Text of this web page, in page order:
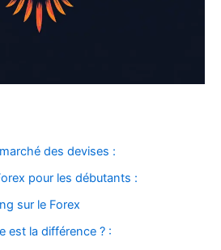
des devises :
pour les débutants :
sur le Forex
est la différence ? :